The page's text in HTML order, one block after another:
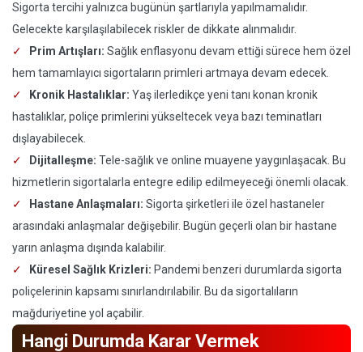
Sigorta tercihi yalnızca bugünün şartlarıyla yapılmamalıdır.
Gelecekte karşılaşılabilecek riskler de dikkate alınmalıdır.
Prim Artışları: Sağlık enflasyonu devam ettiği sürece hem özel
hem tamamlayıcı sigortaların primleri artmaya devam edecek.
Kronik Hastalıklar: Yaş ilerledikçe yeni tanı konan kronik
hastalıklar, poliçe primlerini yükseltecek veya bazı teminatları
dışlayabilecek.
Dijitalleşme: Tele-sağlık ve online muayene yaygınlaşacak. Bu
hizmetlerin sigortalarla entegre edilip edilmeyeceği önemli olacak.
Hastane Anlaşmaları: Sigorta şirketleri ile özel hastaneler
arasındaki anlaşmalar değişebilir. Bugün geçerli olan bir hastane
yarın anlaşma dışında kalabilir.
Küresel Sağlık Krizleri: Pandemi benzeri durumlarda sigorta
poliçelerinin kapsamı sınırlandırılabilir. Bu da sigortalıların
mağduriyetine yol açabilir.
Hangi Durumda Karar Vermek